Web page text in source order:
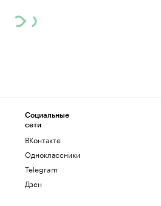
Социальные
сети
ВКонтакте
Одноклассники
Telegram
Дзен